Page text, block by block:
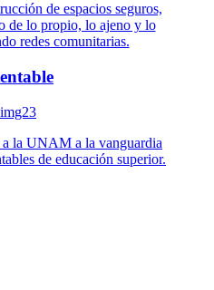
de espacios seguros,
de lo propio, lo ajeno y lo
redes comunitarias.
a la UNAM a la vanguardia
de educación superior.